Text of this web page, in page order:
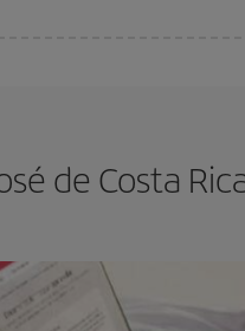
de Costa